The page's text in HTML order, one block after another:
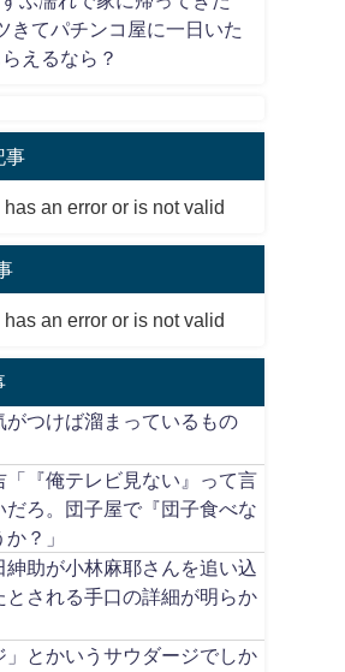
きてパチンコ屋に一日いた
えるなら？
事
has an error or is not valid
has an error or is not valid
がつけば溜まっているもの
「『俺テレビ見ない』って言
だろ。団子屋で『団子食べな
？」
紳助が小林麻耶さんを追い込
とされる手口の詳細が明らか
」とかいうサウダージでしか